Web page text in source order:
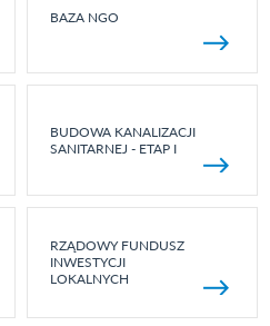
BAZA NGO
BUDOWA KANALIZACJI
SANITARNEJ - ETAP I
RZĄDOWY FUNDUSZ
INWESTYCJI
LOKALNYCH